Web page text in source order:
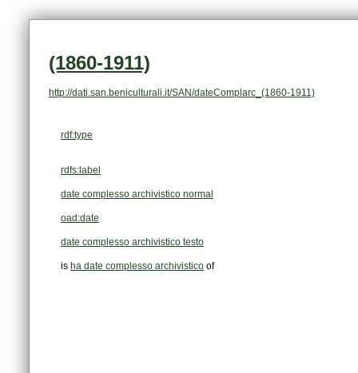
(1860-1911)
http://dati.san.beniculturali.it/SAN/dateComplarc_(1860-1911)
rdf:type
rdfs:label
date complesso archivistico normal
oad:date
date complesso archivistico testo
is ha date complesso archivistico of